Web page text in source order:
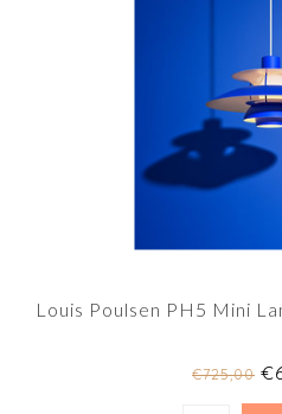
Louis Poulsen PH5 Mini
€725,00